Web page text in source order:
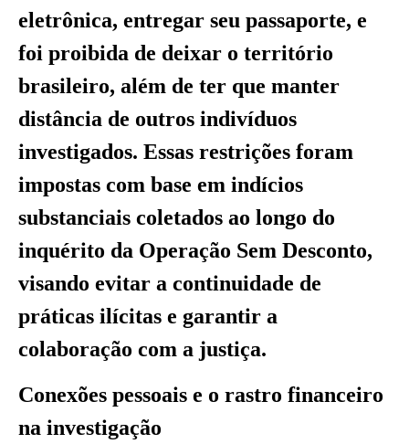
eletrônica, entregar seu passaporte, e
foi proibida de deixar o território
brasileiro, além de ter que manter
distância de outros indivíduos
investigados. Essas restrições foram
impostas com base em indícios
substanciais coletados ao longo do
inquérito da Operação Sem Desconto,
visando evitar a continuidade de
práticas ilícitas e garantir a
colaboração com a justiça.
Conexões pessoais e o rastro financeiro
na investigação